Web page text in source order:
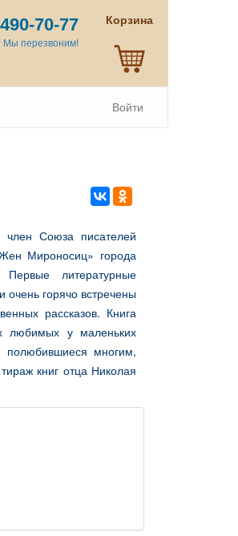
70-77
Мы перезвоним!
Корзина
Войти
член Союза писателей
Мироносиц» города
литературные
очень горячо встречены
рассказов. Книга
любимых у маленьких
полюбившиеся многим,
книг отца Николая